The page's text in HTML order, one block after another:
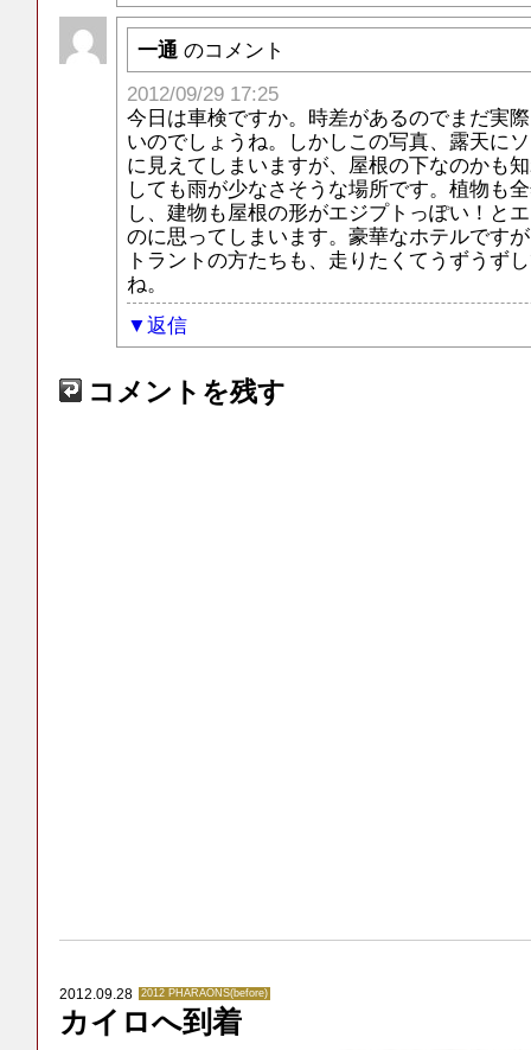
一通 のコメント
2012/09/29 17:25
今日は車検ですか。時差があるのでまだ実
いのでしょうね。しかしこの写真、露天に
に見えてしまいますが、屋根の下なのかも
しても雨が少なさそうな場所です。植物も
し、建物も屋根の形がエジプトっぽい！と
のに思ってしまいます。豪華なホテルです
トラントの方たちも、走りたくてうずうず
ね。
返信
コメントを残す
2012.09.28 2012 PHARAONS(before)
カイロへ到着